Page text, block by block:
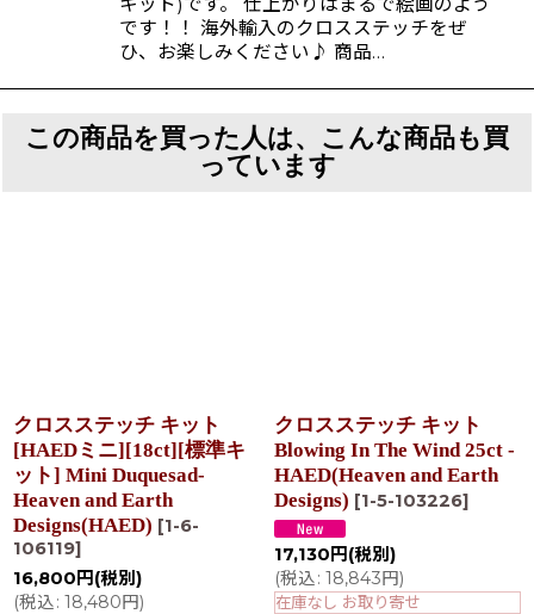
です！！ 海外輸入のクロスステッチをぜ
ひ、お楽しみください♪ 商品…
この商品を買った人は、こんな商品も買
っています
クロスステッチ キット
[HAEDミニ][18ct][標準キ
ット] Mini Duquesad-
Heaven and Earth
Designs(HAED) [1-6-
106119]
16,800 円 (税別)
(税込: 18,480円)
クロスステッチ キット
Blowing In The Wind 25ct -
HAED(Heaven and Earth
Designs) [1-5-103226]
17,130 円 (税別)
(税込: 18,843円)
在庫なし お取り寄せ